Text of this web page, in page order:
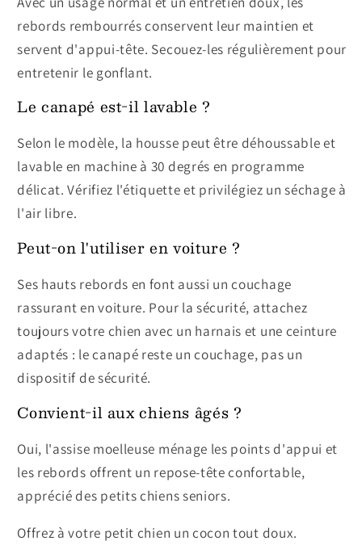
rebords rembourrés conservent leur maintien et
servent d'appui-tête. Secouez-les régulièrement pour
entretenir le gonflant.
Le canapé est-il lavable ?
Selon le modèle, la housse peut être déhoussable et
lavable en machine à 30 degrés en programme
délicat. Vérifiez l'étiquette et privilégiez un séchage à
l'air libre.
Peut-on l'utiliser en voiture ?
Ses hauts rebords en font aussi un couchage
rassurant en voiture. Pour la sécurité, attachez
toujours votre chien avec un harnais et une ceinture
adaptés : le canapé reste un couchage, pas un
dispositif de sécurité.
Convient-il aux chiens âgés ?
Oui, l'assise moelleuse ménage les points d'appui et
les rebords offrent un repose-tête confortable,
apprécié des petits chiens seniors.
Offrez à votre petit chien un cocon tout doux.